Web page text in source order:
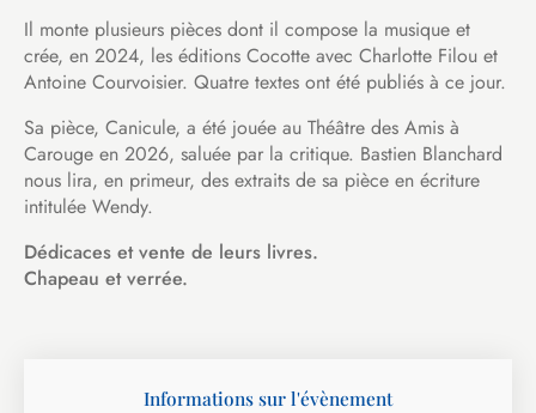
Il monte plusieurs pièces dont il compose la musique et
crée, en 2024, les éditions Cocotte avec Charlotte Filou et
Antoine Courvoisier. Quatre textes ont été publiés à ce jour.
Sa pièce, Canicule, a été jouée au Théâtre des Amis à
Carouge en 2026, saluée par la critique. Bastien Blanchard
nous lira, en primeur, des extraits de sa pièce en écriture
intitulée Wendy.
Dédicaces et vente de leurs livres.
Chapeau et verrée.
Informations sur l'évènement